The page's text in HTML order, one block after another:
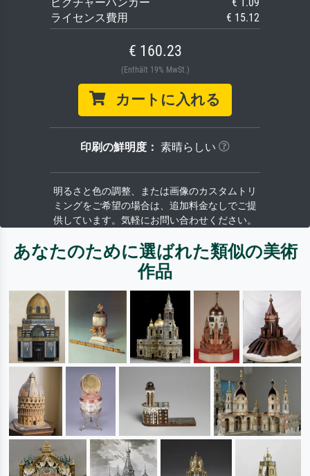
ピクチャーハンガー
€ 1.09
ライセンス費用
€ 15.12
€ 160.23
(Enthält 19% MwSt.)
カートに入れる
印刷の鮮明度： 素晴らしい
明るさと色の調整、または画像のカスタムトリ
ミングをご希望の場合は、追加料金なしでご提
供しています。気軽にお問い合わせください。
あなたのために選ばれた類似の美術
作品